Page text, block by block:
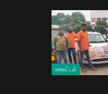
மாவட்டம்